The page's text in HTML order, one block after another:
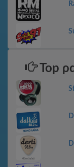
Top